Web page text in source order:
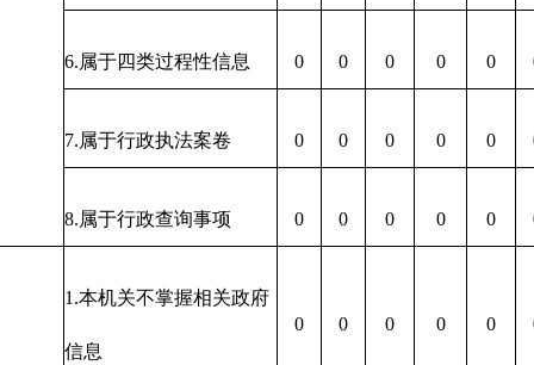
6.属于四类过程性信息 0 0 0 0 0
7.属于行政执法案卷 0 0 0 0 0
8.属于行政查询事项 0 0 0 0 0
1.本机关不掌握相关政府
信息
0 0 0 0 0